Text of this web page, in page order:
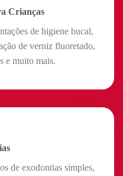
Crianças
de higiene bucal,
de verniz fluoretado,
e muito mais.
de exodontias simples,